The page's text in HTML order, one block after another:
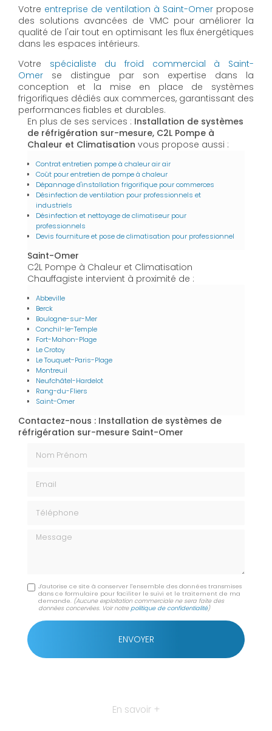
Votre entreprise de ventilation à Saint-Omer propose
des solutions avancées de VMC pour améliorer la
qualité de l'air tout en optimisant les flux énergétiques
dans les espaces intérieurs.
Votre spécialiste du froid commercial à Saint-
Omer se distingue par son expertise dans la
conception et la mise en place de systèmes
frigorifiques dédiés aux commerces, garantissant des
performances fiables et durables.
En plus de ses services : Installation de systèmes
de réfrigération sur-mesure, C2L Pompe à
Chaleur et Climatisation vous propose aussi :
Contrat entretien pompe à chaleur air air
Coût pour entretien de pompe à chaleur
Dépannage d'installation frigorifique pour commerces
Désinfection de ventilation pour professionnels et
industriels
Désinfection et nettoyage de climatiseur pour
professionnels
Devis fourniture et pose de climatisation pour professionnel
Saint-Omer
C2L Pompe à Chaleur et Climatisation
Chauffagiste intervient à proximité de :
Abbeville
Berck
Boulogne-sur-Mer
Conchil-le-Temple
Fort-Mahon-Plage
Le Crotoy
Le Touquet-Paris-Plage
Montreuil
Neufchâtel-Hardelot
Rang-du-Fliers
Saint-Omer
Contactez-nous : Installation de systèmes de
réfrigération sur-mesure Saint-Omer
Message
J'autorise ce site à conserver l'ensemble des données transmises
dans ce formulaire pour faciliter le suivi et le traitement de ma
demande. (Aucune exploitation commerciale ne sera faite des
données concervées. Voir notrepolitique de confidentialité)
En savoir +